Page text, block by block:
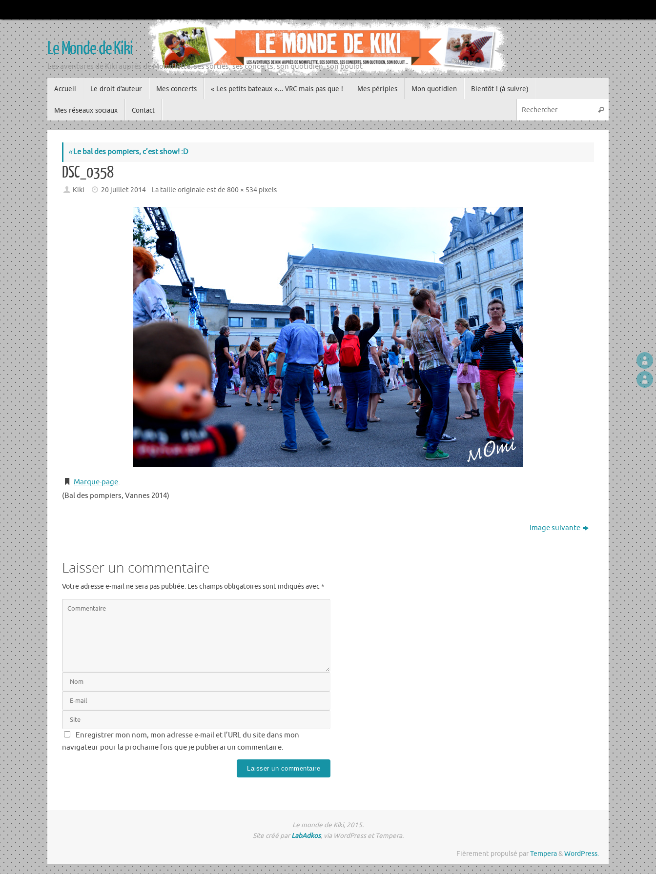
au
contenu
Le Monde de Kiki
Les aventures de Kiki auprès de Momiflette, ses sorties, ses concerts, son quotidien, son boulot
au
contenu
Accueil Le droit d’auteur Mes concerts « Les petits bateaux »… VRC mais pas que ! Mes périples Mon quotidien Bientôt ! (à suivre)
Mes réseaux sociaux Contact
Recherche
Rechercher
«Le bal des pompiers, c’est show! :D
DSC_0358
Kiki 20 juillet 2014 La taille originale est de800 × 534 pixels
Marque-page.
(Bal des pompiers, Vannes 2014)
Image suivante
Laisser un commentaire
Votre adresse e-mail ne sera pas publiée. Les champs obligatoires sont indiqués avec*
Enregistrer mon nom, mon adresse e-mail et l’URL du site dans mon
navigateur pour la prochaine fois que je publierai un commentaire.
Le monde de Kiki, 2015.
Site créé parLabAdkos, via WordPress et Tempera.
Fièrement propulsé parTempera&WordPress.